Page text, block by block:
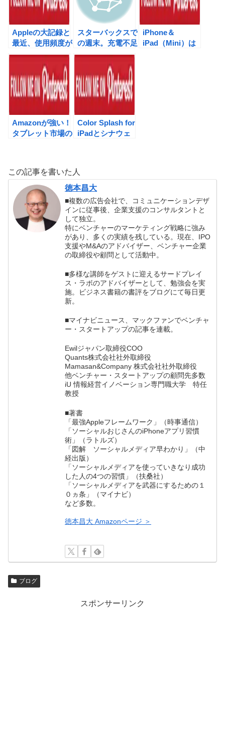
Appleの大記録と
最近、使用頻度が
高い９つのアプリ
などなど。
スターバックスで
の週末。充電不足
で準備が足りず、
ブログを書いてい
ます。
iPhone＆
iPad（Mini）は
Amazonが強い！
タブレット市場の
Color Splash for
iPadとシナウェ
この記事を書いた人
徳本昌大
■複数の広告会社で、コミュニケーションデザ
インに従事後、企業支援のコンサルタントと
して独立。
特にベンチャーのマーケティング戦略に強み
があり、多くの実績を残している。現在、IPO
支援やM&Aのアドバイザー、ベンチャー企業
の取締役や顧問として活動中。
■多様な講師をゲストに迎えるサードプレイ
ス・ラボのアドバイザーとして、勉強会を実
施。ビジネス書籍の書評をブログにて毎日更
新。
■マイナビニュース、マックファンでベンチャ
ー・スタートアップの記事を連載。
Ewilジャパン取締役COO
Quants株式会社社外取締役
Mamasan&Company 株式会社社外取締役
他ベンチャー・スタートアップの顧問先多数
iU 情報経営イノベーション専門職大学 特任
教授
■著書
「最強Appleフレームワーク」（時事通信）
「ソーシャルおじさんのiPhoneアプリ習慣
術」（ラトルズ）
「図解 ソーシャルメディア早わかり」（中
経出版）
「ソーシャルメディアを使っていきなり成功
した人の4つの習慣」（扶桑社）
「ソーシャルメディアを武器にするための１
０ヵ条」（マイナビ）
など多数。
徳本昌大 Amazonページ ＞
ブログ
スポンサーリンク